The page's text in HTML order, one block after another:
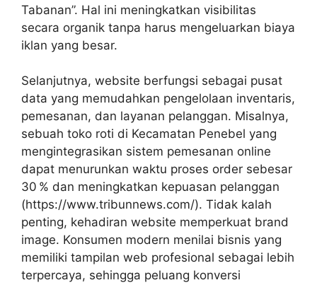
Tabanan”. Hal ini meningkatkan visibilitas
secara organik tanpa harus mengeluarkan biaya
iklan yang besar.
Selanjutnya, website berfungsi sebagai pusat
data yang memudahkan pengelolaan inventaris,
pemesanan, dan layanan pelanggan. Misalnya,
sebuah toko roti di Kecamatan Penebel yang
mengintegrasikan sistem pemesanan online
dapat menurunkan waktu proses order sebesar
30 % dan meningkatkan kepuasan pelanggan
(https://www.tribunnews.com/). Tidak kalah
penting, kehadiran website memperkuat brand
image. Konsumen modern menilai bisnis yang
memiliki tampilan web profesional sebagai lebih
terpercaya, sehingga peluang konversi